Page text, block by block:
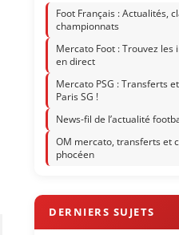
Foot Français : Actualités,
championnats
Mercato Foot : Trouvez
en direct
Mercato PSG : Transferts
Paris SG !
News-fil de l’actualité
OM mercato, transferts et
phocéen